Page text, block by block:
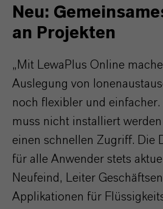
Neu:
an Projekten
„Mit LewaPlus Online
Auslegung von
noch flexibler und
muss nicht installiert
einen schnellen Zugriff. Die
für alle Anwender stets
Neufeind, Leiter
Applikationen für